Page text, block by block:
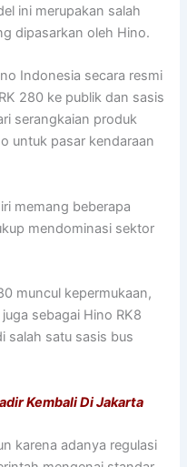
ini merupakan salah
dipasarkan oleh Hino.
Indonesia secara resmi
280 ke publik dan sasis
serangkaian produk
untuk pasar kendaraan
memang beberapa
mendominasi sektor
muncul kepermukaan,
sebagai Hino RK8
salah satu sasis bus
Kembali Di Jakarta
karena adanya regulasi